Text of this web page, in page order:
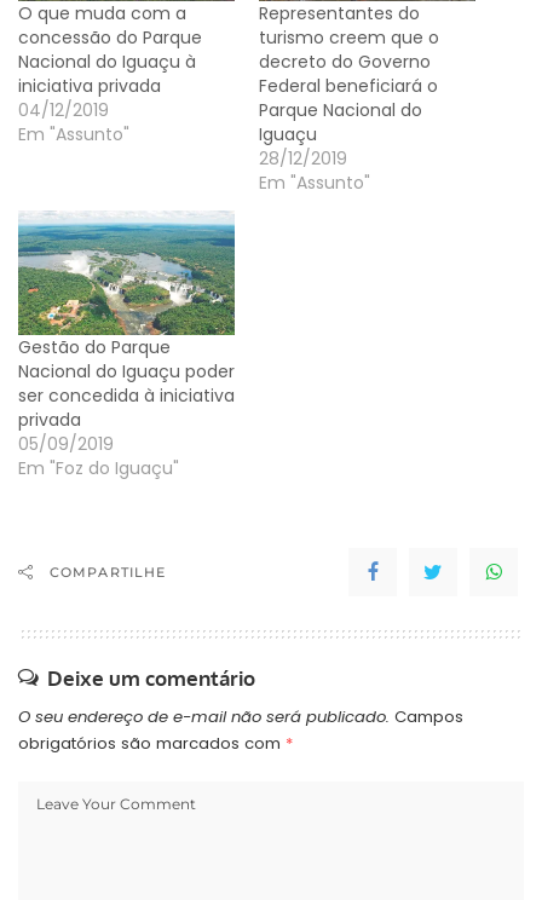
O que muda com a
concessão do Parque
Nacional do Iguaçu à
iniciativa privada
04/12/2019
Em "Assunto"
Representantes do
turismo creem que o
decreto do Governo
Federal beneficiará o
Parque Nacional do
Iguaçu
28/12/2019
Em "Assunto"
Gestão do Parque
Nacional do Iguaçu poder
ser concedida à iniciativa
privada
05/09/2019
Em "Foz do Iguaçu"
COMPARTILHE
Deixe um comentário
O seu endereço de e-mail não será publicado. Campos
obrigatórios são marcados com *